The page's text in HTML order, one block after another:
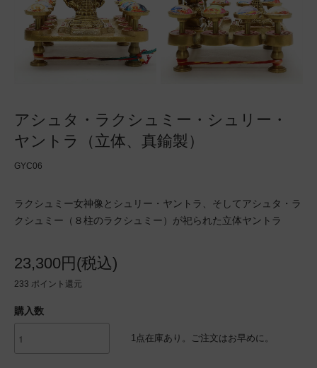
アシュタ・ラクシュミー・シュリー・
ヤントラ（立体、真鍮製）
GYC06
ラクシュミー女神像とシュリー・ヤントラ、そしてアシュタ・ラ
クシュミー（８柱のラクシュミー）が祀られた立体ヤントラ
23,300円(税込)
233 ポイント還元
購入数
1点在庫あり。ご注文はお早めに。